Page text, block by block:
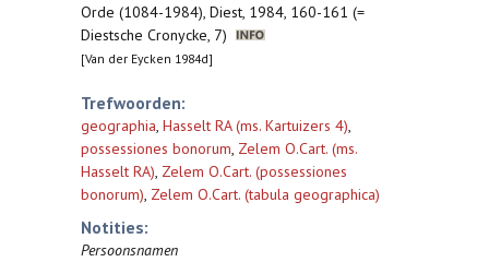
Orde (1084-1984), Diest, 1984, 160-161 (=
Diestsche Cronycke, 7)
[Van der Eycken 1984d]
Trefwoorden:
geographia, Hasselt RA (ms. Kartuizers 4),
possessiones bonorum, Zelem O.Cart. (ms.
Hasselt RA), Zelem O.Cart. (possessiones
bonorum), Zelem O.Cart. (tabula geographica)
Notities:
Persoonsnamen